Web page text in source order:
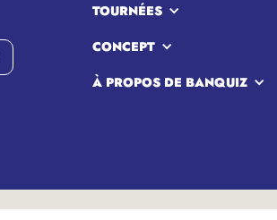
TOURNÉES
CONCEPT
À PROPOS DE BANQUIZ